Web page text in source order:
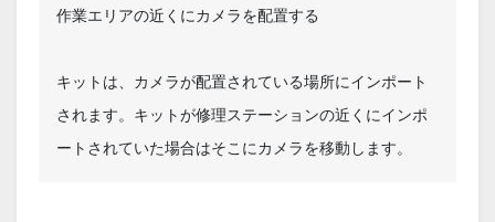
作業エリアの近くにカメラを配置する
キットは、カメラが配置されている場所にインポート
されます。キットが修理ステーションの近くにインポ
ートされていた場合はそこにカメラを移動します。